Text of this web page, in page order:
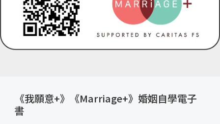
《我願意+》《Marriage+》婚姻自學電子
書